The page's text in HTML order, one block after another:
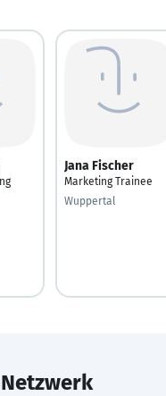
Jana Fischer
Marketing Trainee
Wuppertal
Netzwerk